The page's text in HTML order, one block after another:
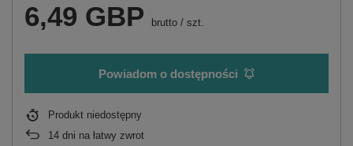
6,49 GBP brutto / szt.
Powiadom o dostępności
Produkt niedostępny
14 dni na łatwy zwrot